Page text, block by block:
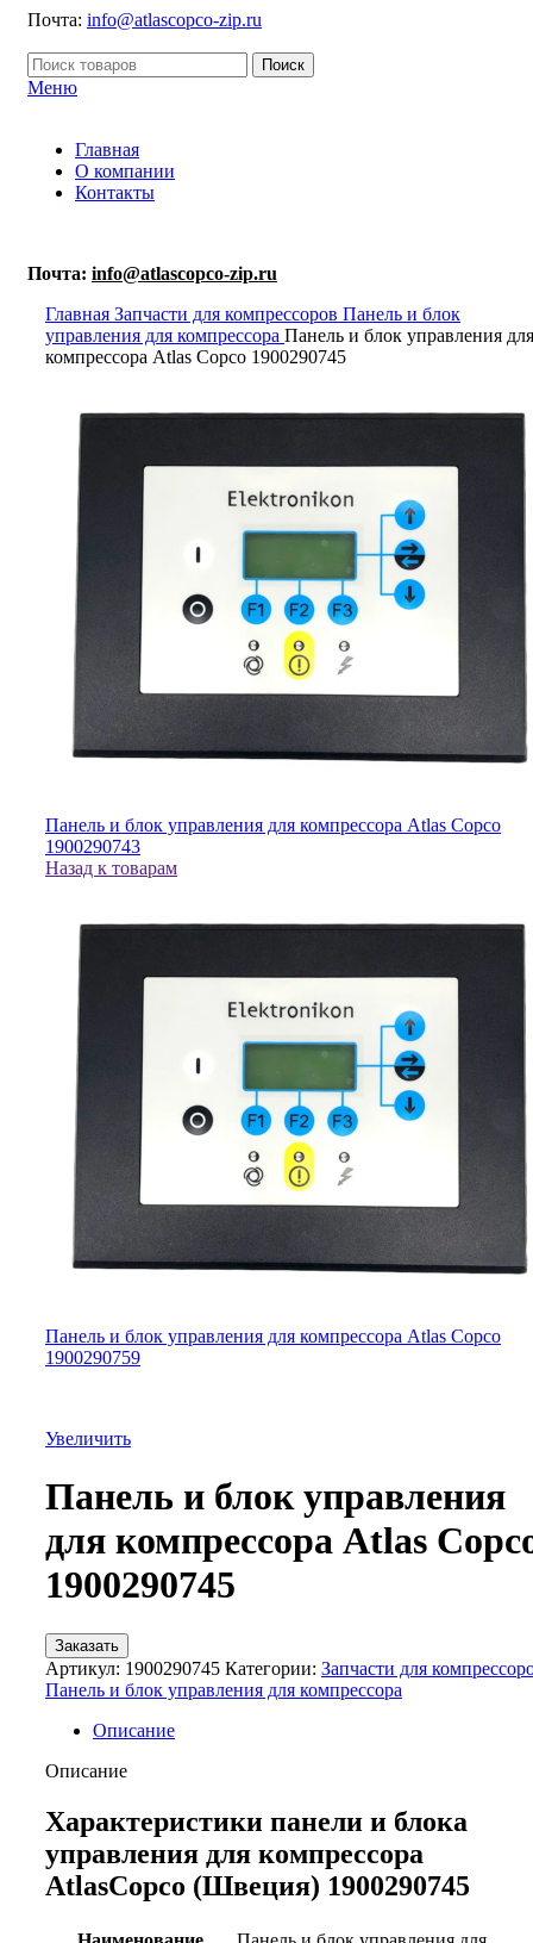
Почта: info@atlascopco-zip.ru
Поиск
Меню
Главная
О компании
Контакты
Почта: info@atlascopco-zip.ru
Главная Запчасти для компрессоров Панель и блок
управления для компрессора Панель и блок управления для
компрессора Atlas Copco 1900290745
Панель и блок управления для компрессора Atlas Copco
1900290743
Назад к товарам
Панель и блок управления для компрессора Atlas Copco
1900290759
Увеличить
Панель и блок управления
для компрессора Atlas
1900290745
Заказать
Артикул: 1900290745 Категории: Запчасти для
Панель и блок управления для компрессора
Описание
Описание
Характеристики панели и блока
управления для компрессора
AtlasCopco (Швеция) 1900290745